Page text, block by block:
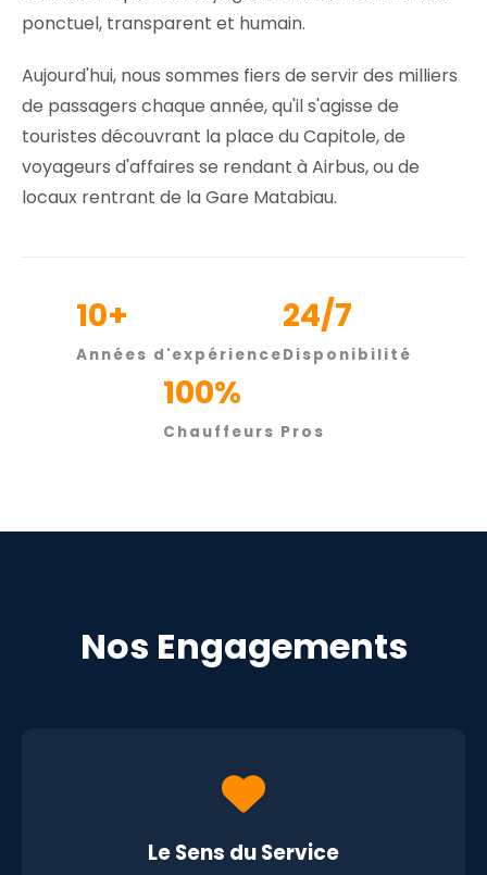
ponctuel, transparent et humain.
Aujourd'hui, nous sommes fiers de servir des milliers
de passagers chaque année, qu'il s'agisse de
touristes découvrant la place du Capitole, de
voyageurs d'affaires se rendant à Airbus, ou de
locaux rentrant de la Gare Matabiau.
10+
Années d'expérience
24/7
Disponibilité
100%
Chauffeurs Pros
Nos Engagements
Le Sens du Service